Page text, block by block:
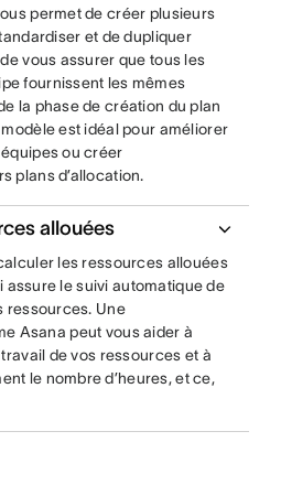
permet de créer plusieurs
et de dupliquer
vous assurer que tous les
fournissent les mêmes
la phase de création du plan
est idéal pour améliorer
ou créer
plans d’allocation.
allouées
les ressources allouées
assure le suivi automatique de
ressources. Une
Asana peut vous aider à
de vos ressources et à
le nombre d’heures, et ce,